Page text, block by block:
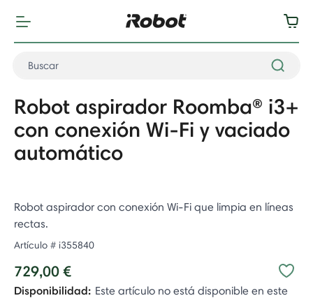
Robot aspirador Roomba® i3+
con conexión Wi-Fi y vaciado
automático
Robot aspirador con conexión Wi-Fi que limpia en líneas
rectas.
Artículo # i355840
729,00 €
Disponibilidad: Este artículo no está disponible en este